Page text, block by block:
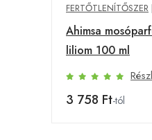
FERTŐTLENÍTŐSZER
Ahimsa
liliom 100 ml
3 758 Ft-tól